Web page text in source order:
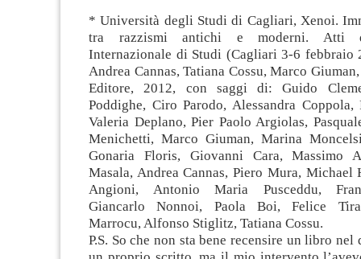
* Università degli Studi di Cagliari, Xenoi.
tra razzismi antichi e moderni. Atti
Internazionale di Studi (Cagliari 3-6 febbraio
Andrea Cannas, Tatiana Cossu, Marco
Editore, 2012, con saggi di: Guido
Poddighe, Ciro Parodo, Alessandra Coppola,
Valeria Deplano, Pier Paolo Argiolas,
Menichetti, Marco Giuman, Marina
Gonaria Floris, Giovanni Cara, Massimo
Masala, Andrea Cannas, Piero Mura,
Angioni, Antonio Maria Pusceddu,
Giancarlo Nonnoi, Paola Boi, Felice
Marrocu, Alfonso Stiglitz, Tatiana Cossu.
P.S. So che non sta bene recensire un libro nel